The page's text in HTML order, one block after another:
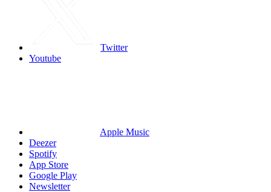
Twitter
Youtube
Apple Music
Deezer
Spotify
App Store
Google Play
Newsletter